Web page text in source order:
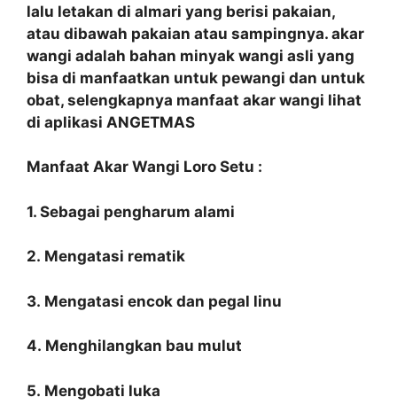
lalu letakan di almari yang berisi pakaian,
atau dibawah pakaian atau sampingnya. akar
wangi adalah bahan minyak wangi asli yang
bisa di manfaatkan untuk pewangi dan untuk
obat, selengkapnya manfaat akar wangi lihat
di aplikasi ANGETMAS
Manfaat Akar Wangi Loro Setu :
1. Sebagai pengharum alami
2. Mengatasi rematik
3. Mengatasi encok dan pegal linu
4. Menghilangkan bau mulut
5. Mengobati luka